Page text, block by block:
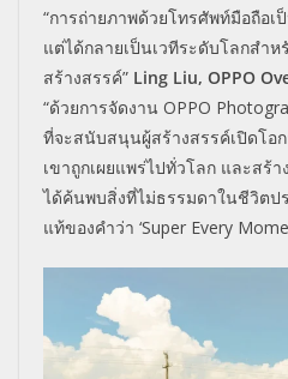
“การถ่ายภาพด้วยโทรศัพท์มือถือเ
แต่ได้กลายเป็นเวทีระดับโลกสำ
สร้างสรรค์” Ling Liu, OPPO
“ด้วยการจัดงาน OPPO
ที่จะสนับสนุนผู้สร้างสรรค์เปิดโอ
เขาถูกเผยแพร่ไปทั่วโลก และสร้
ได้ค้นพบสิ่งที่ไม่ธรรมดาในชีวิต
แท้ของคำว่า ‘Super Every